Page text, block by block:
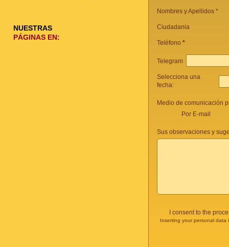
Nombres y Apellidos *
Ciudadania
Teléfono *
Telegram
Selecciona una
fecha:
Medio de comunicación
Por E-mail
Sus observaciones y
I consent to the
Inserting your personal
NUESTRAS
PÁGINAS EN: